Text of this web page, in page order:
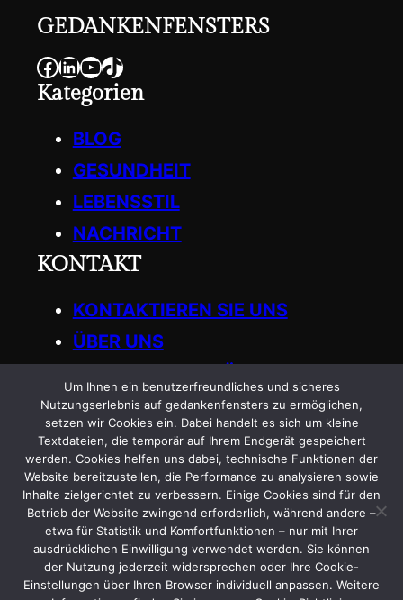
GEDANKENFENSTERS
Facebook LinkedIn YouTube TikTok
Kategorien
BLOG
GESUNDHEIT
LEBENSSTIL
NACHRICHT
KONTAKT
KONTAKTIEREN SIE UNS
ÜBER UNS
Get in Touch
General:
info.gedankenfensters@gmail.com
Um Ihnen ein benutzerfreundliches und sicheres
Nutzungserlebnis auf gedankenfensters zu ermöglichen,
setzen wir Cookies ein. Dabei handelt es sich um kleine
Textdateien, die temporär auf Ihrem Endgerät gespeichert
werden. Cookies helfen uns dabei, technische Funktionen der
Website bereitzustellen, die Performance zu analysieren sowie
Inhalte zielgerichtet zu verbessern. Einige Cookies sind für den
Betrieb der Website zwingend erforderlich, während andere –
etwa für Statistik und Komfortfunktionen – nur mit Ihrer
ausdrücklichen Einwilligung verwendet werden. Sie können
der Nutzung jederzeit widersprechen oder Ihre Cookie-
Einstellungen über Ihren Browser individuell anpassen. Weitere